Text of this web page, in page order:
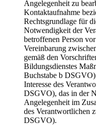
Angelegenheit zu
Kontaktaufnahme
Rechtsgrundlage für
Notwendigkeit der
betroffenen Person
Vereinbarung
gemäß den
Bildungsdienstes
Buchstabe b
Interesse des
DSGVO), das in der
Angelegenheit im
des Verantwortlichen
DSGVO).